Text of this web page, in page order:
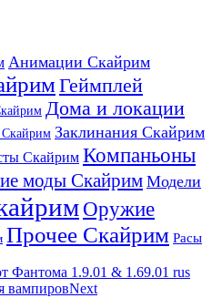
Анимации Скайрим
Геймплей
Дома и локации
Заклинания Скайрим
Скайрим Компаньоны
моды Скайрим Модели
Оружие
Прочее Скайрим Расы
Фантома 1.9.01 & 1.69.01 rus
вампировNext